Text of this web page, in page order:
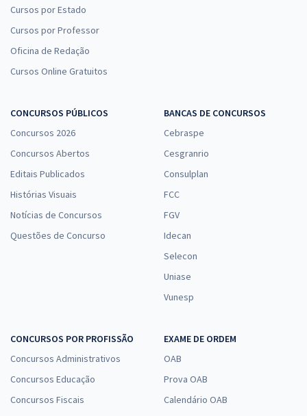
Analista Técnico Administrativo - C 06
Cursos por Estado
Cursos por Professor
Oficina de Redação
Cursos Online Gratuitos
CONCURSOS PÚBLICOS
Concursos 2026
Concursos Abertos
Editais Publicados
Histórias Visuais
Notícias de Concursos
Questões de Concurso
BANCAS DE CONCURSOS
Cebraspe
Cesgranrio
Consulplan
FCC
FGV
Idecan
Selecon
Uniase
Vunesp
CONCURSOS POR PROFISSÃO
Concursos Administrativos
Concursos Educação
Concursos Fiscais
EXAME DE ORDEM
OAB
Prova OAB
Calendário OAB